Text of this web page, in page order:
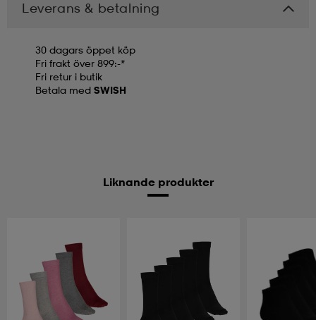
Leverans & betalning
30 dagars öppet köp
Fri frakt över 899:-*
Fri retur i butik
Betala med SWISH
Liknande produkter